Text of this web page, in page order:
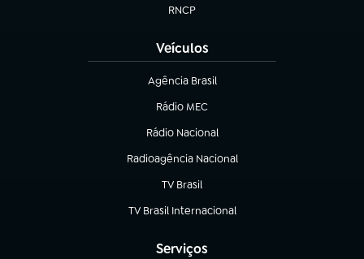
RNCP
(abre em nova aba)
Veículos
Agência Brasil
(abre em nova aba)
Rádio MEC
(abre em nova aba)
Rádio Nacional
Radioagência Nacional
(abre em nova aba)
TV Brasil
(abre em nova aba)
TV Brasil Internacional
(abre em nova aba)
Serviços